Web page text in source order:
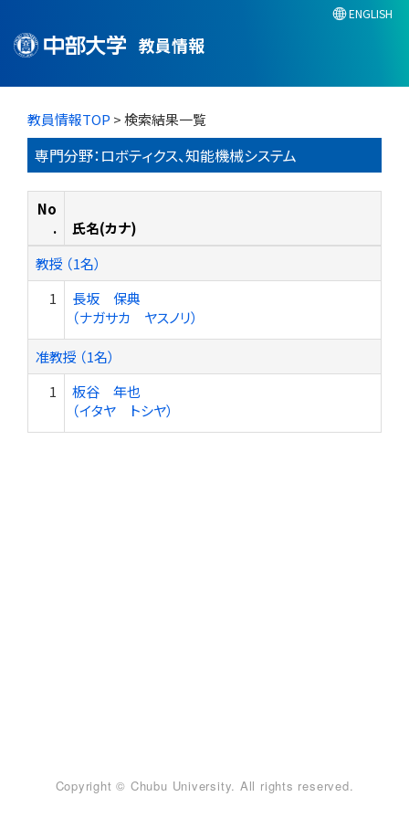
教員情報
ENGLISH
教員情報TOP > 検索結果一覧
専門分野：ロボティクス、知能機械システム
No
.
氏名(カナ)
教授 （1名）
1
長坂 保典
（ナガサカ ヤスノリ）
准教授 （1名）
1
板谷 年也
（イタヤ トシヤ）
Copyright © Chubu University. All rights reserved.